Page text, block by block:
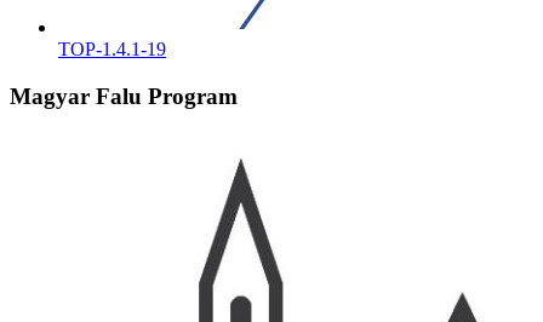
TOP-1.4.1-19
Magyar Falu Program